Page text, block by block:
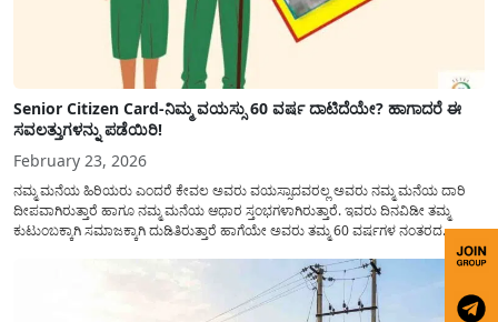
Senior Citizen Card-ನಿಮ್ಮ ವಯಸ್ಸು 60 ವರ್ಷ ದಾಟಿದೆಯೇ? ಹಾಗಾದರೆ ಈ
ಸವಲತ್ತುಗಳನ್ನು ಪಡೆಯಿರಿ!
February 23, 2026
ನಮ್ಮ ಮನೆಯ ಹಿರಿಯರು ಎಂದರೆ ಕೇವಲ ಅವರು ವಯಸ್ಸಾದವರಲ್ಲ ಅವರು ನಮ್ಮ ಮನೆಯ ದಾರಿ
ದೀಪವಾಗಿರುತ್ತಾರೆ ಹಾಗೂ ನಮ್ಮ ಮನೆಯ ಆಧಾರ ಸ್ತಂಭಗಳಾಗಿರುತ್ತಾರೆ. ಇವರು ದಿನವಿಡೀ ತಮ್ಮ
ಕುಟುಂಬಕ್ಕಾಗಿ ಸಮಾಜಕ್ಕಾಗಿ ದುಡಿತಿರುತ್ತಾರೆ ಹಾಗೆಯೇ ಅವರು ತಮ್ಮ 60 ವರ್ಷಗಳ ನಂತರದ
ಜೀವನವನ್ನು ನೆಮ್ಮದಿಯಿಂದ ಕಳೆಯಬೇಕೆಂಬುದು ಪ್ರತಿಯೊಬ್ಬರ ಕನಸಾಗಿರುತ್ತದೆ ಆದ್ದರಿಂದ ಸರ್ಕಾರವು